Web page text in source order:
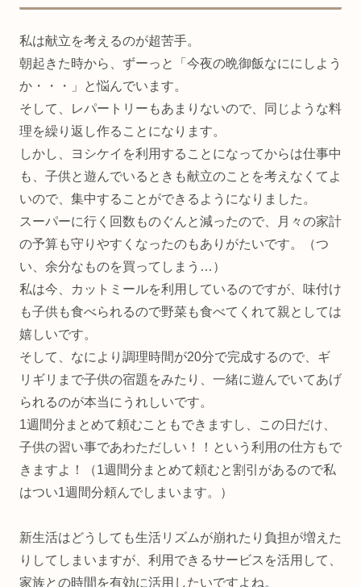
私は献立を考えるのが超苦手。
朝起きた時から、ずーっと「今夜の晩御飯なににしよう
か・・・」と悩んでいます。
そして、レパートリーもあまりないので、同じような料
理を繰り返し作ることになります。
しかし、ヨシケイを利用することになってからは仕事中
も、子供と遊んでいるときも献立のことを考えなくてよ
いので、集中することができるようになりました。
スーパーに行く回数ものぐんと減ったので、月々の家計
の予算も守りやすくなったのもありがたいです。（つ
い、余分なものを買ってしまう…）
私は今、カットミールを利用しているのですが、味付け
も子供も食べられるので野菜も食べてくれて親としては
嬉しいです。
そして、なにより調理時間が20分で完成するので、ギ
リギリまで子供の宿題をみたり、一緒に遊んでいてあげ
られるのが本当にうれしいです。
1週間分まとめて頼むこともできますし、この日だけ、
子供の習い事であわただしい！！という利用の仕方もで
きますよ！（1週間分まとめて頼むと割引があるので私
はつい1週間分頼んでしまいます。）
新生活はどうしても生活リズムが崩れたり負担が増えた
りしてしまいますが、利用できるサービスを活用して、
家族との時間を有効に活用したいですよね。